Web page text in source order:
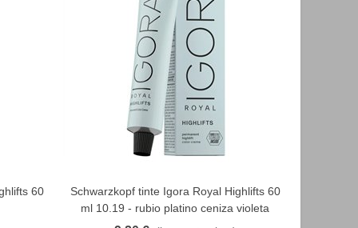
60
FAVORITO
Schwarzkopf tinte Igora Royal Highlifts 60
ml 10.19 - rubio platino ceniza violeta